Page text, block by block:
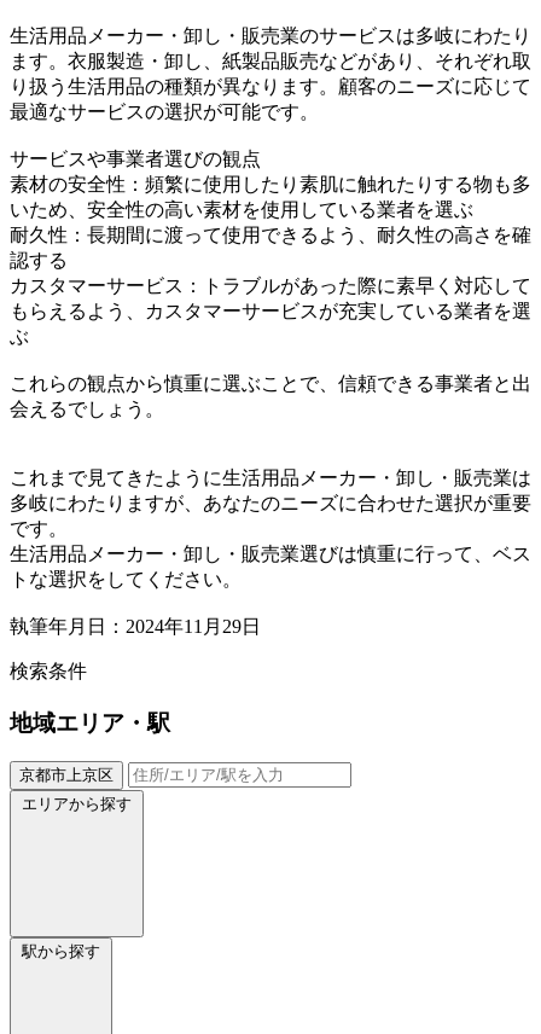
生活用品メーカー・卸し・販売業のサービスは多岐にわたり
ます。衣服製造・卸し、紙製品販売などがあり、それぞれ取
り扱う生活用品の種類が異なります。顧客のニーズに応じて
最適なサービスの選択が可能です。
サービスや事業者選びの観点
素材の安全性：頻繁に使用したり素肌に触れたりする物も多
いため、安全性の高い素材を使用している業者を選ぶ
耐久性：長期間に渡って使用できるよう、耐久性の高さを確
認する
カスタマーサービス：トラブルがあった際に素早く対応して
もらえるよう、カスタマーサービスが充実している業者を選
ぶ
これらの観点から慎重に選ぶことで、信頼できる事業者と出
会えるでしょう。
これまで見てきたように生活用品メーカー・卸し・販売業は
多岐にわたりますが、あなたのニーズに合わせた選択が重要
です。
生活用品メーカー・卸し・販売業選びは慎重に行って、ベス
トな選択をしてください。
執筆年月日：2024年11月29日
検索条件
地域エリア・駅
京都市上京区
エリアから探す
駅から探す